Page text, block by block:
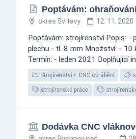
Poptávám:
okres Svitavy 12. 11. 2020
Poptávám: strojírenství Popis: -
plechu - tl. 8 mm Množství: - 10
Termín: - leden 2021 Doplňující
Strojírenství CNC obrábění
strojírenské práce
Dodávka CNC